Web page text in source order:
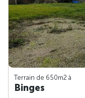
Terrain de 650m2 à
Binges